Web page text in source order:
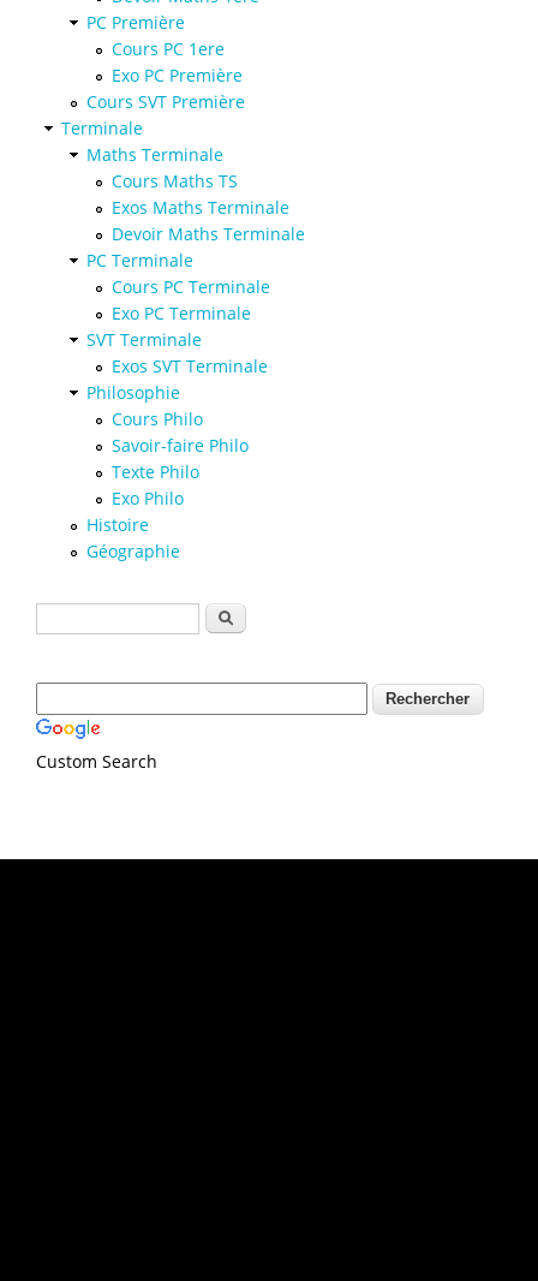
PC Première
Cours PC 1ere
Exo PC Première
Cours SVT Première
Terminale
Maths Terminale
Cours Maths TS
Exos Maths Terminale
Devoir Maths Terminale
PC Terminale
Cours PC Terminale
Exo PC Terminale
SVT Terminale
Exos SVT Terminale
Philosophie
Cours Philo
Savoir-faire Philo
Texte Philo
Exo Philo
Histoire
Géographie
Formulaire de recherche
Rechercher
Custom Search